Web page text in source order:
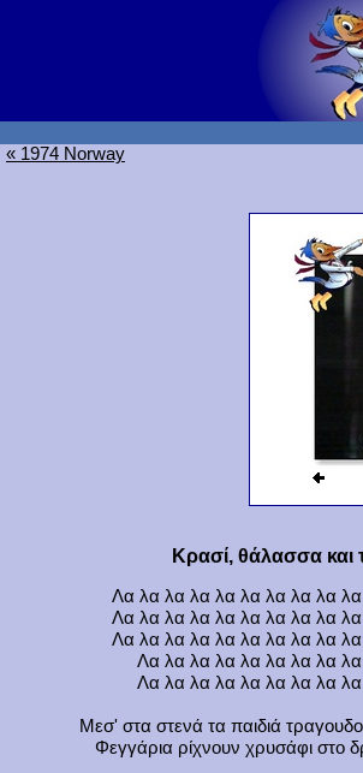
« 1974 Norway
Κρασί, θάλασσα και
Λα λα λα λα λα λα λα λα λα
Λα λα λα λα λα λα λα λα λα
Λα λα λα λα λα λα λα λα λα
Λα λα λα λα λα λα λα λα
Λα λα λα λα λα λα λα λα
Μεσ' στα στενά τα παιδιά
Φεγγάρια ρίχνουν χρυσάφι στο